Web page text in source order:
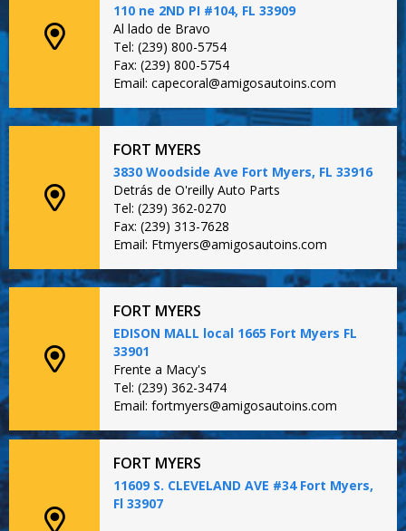
110 ne 2ND PI #104, FL 33909
Al lado de Bravo
Tel: (239) 800-5754
Fax: (239) 800-5754
Email: capecoral@amigosautoins.com
FORT MYERS
3830 Woodside Ave Fort Myers, FL 33916
Detrás de O'reilly Auto Parts
Tel: (239) 362-0270
Fax: (239) 313-7628
Email: Ftmyers@amigosautoins.com
FORT MYERS
EDISON MALL local 1665 Fort Myers FL
33901
Frente a Macy's
Tel: (239) 362-3474
Email: fortmyers@amigosautoins.com
FORT MYERS
11609 S. CLEVELAND AVE #34 Fort Myers,
Fl 33907